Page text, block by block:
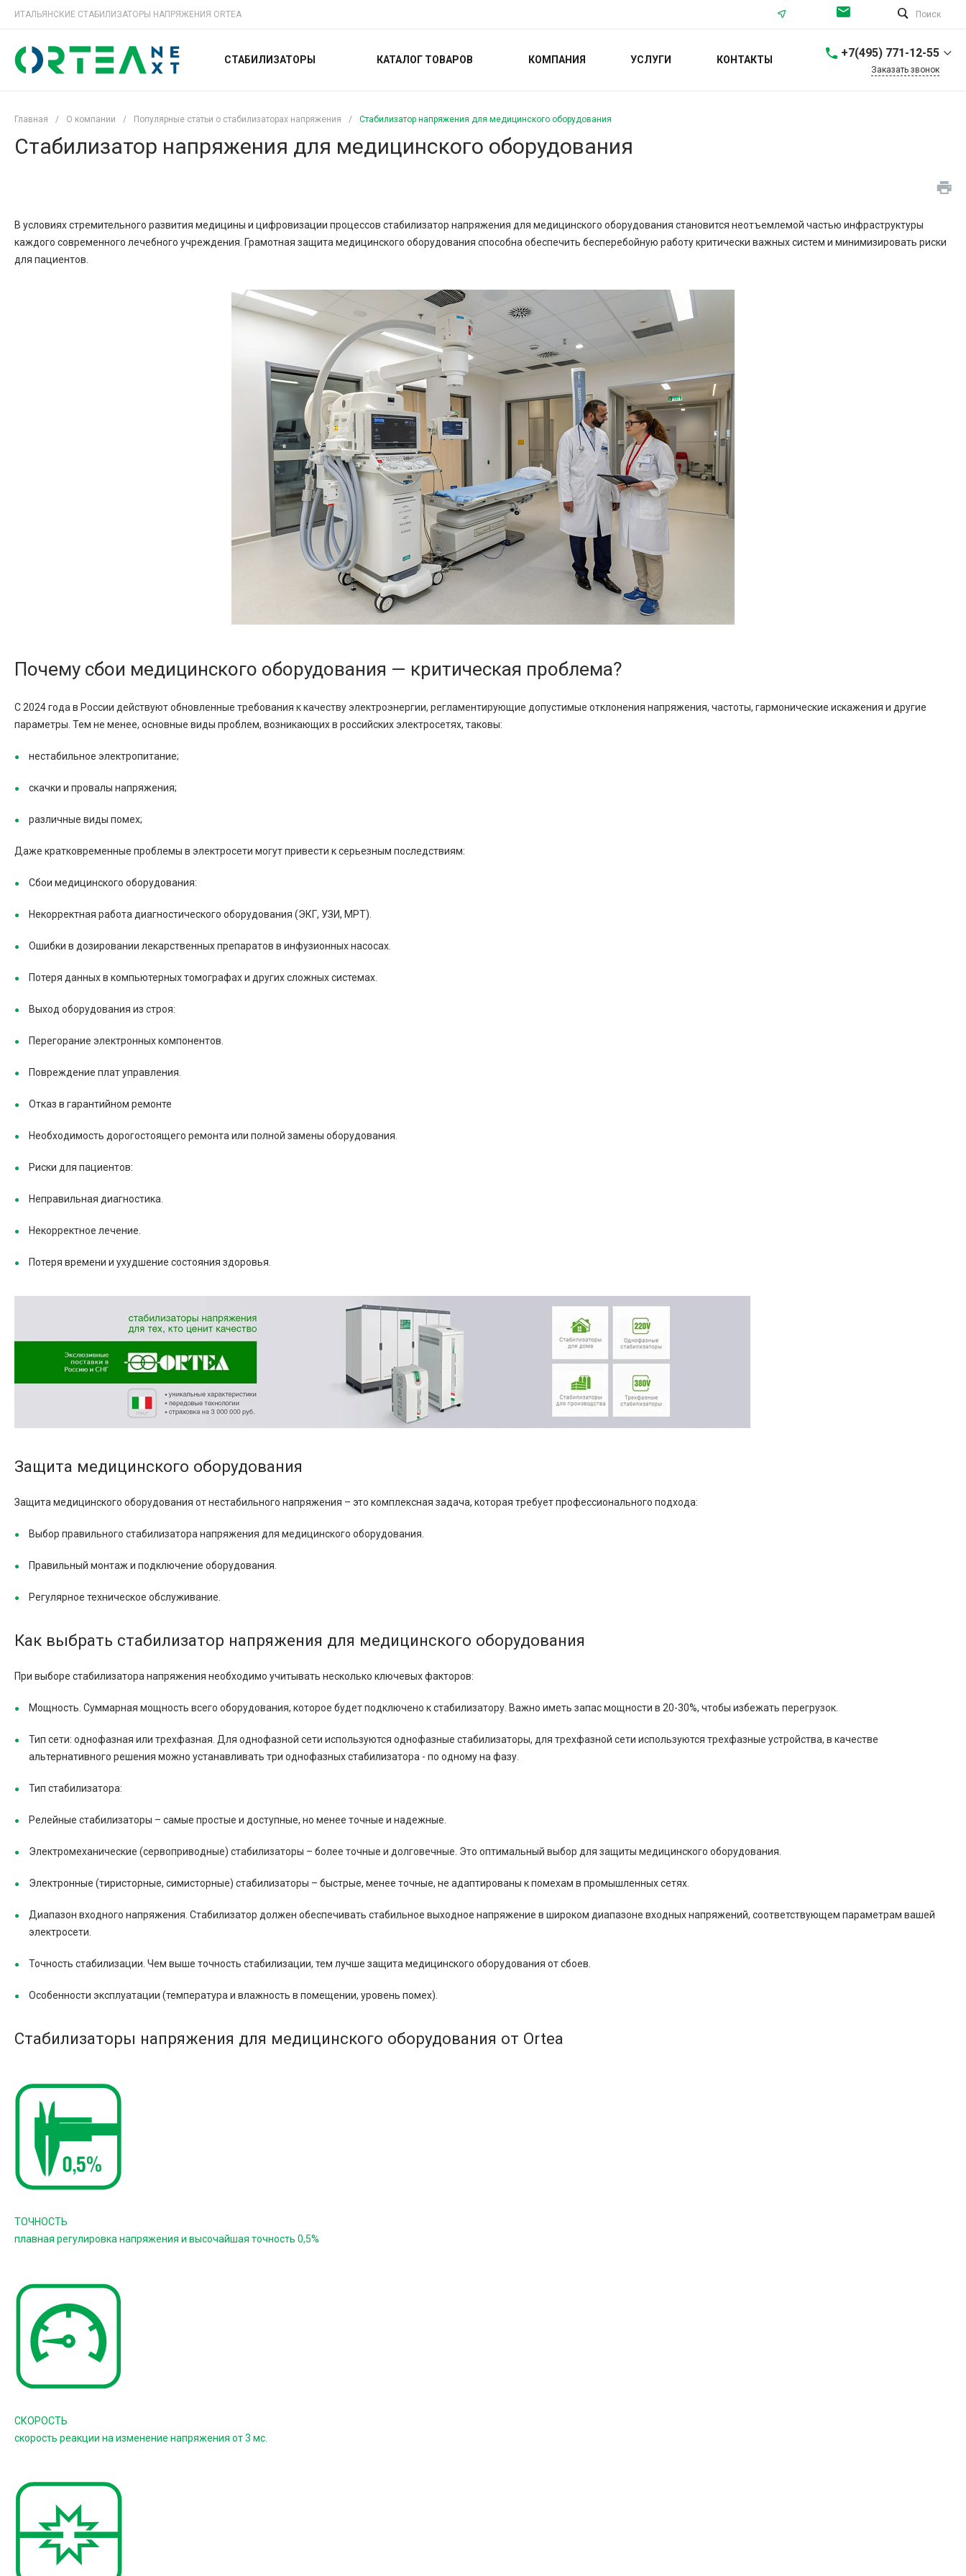
ИТАЛЬЯНСКИЕ СТАБИЛИЗАТОРЫ НАПРЯЖЕНИЯ ORTEA Поиск
СТАБИЛИЗАТОРЫ КАТАЛОГ ТОВАРОВ КОМПАНИЯ УСЛУГИ КОНТАКТЫ
+7(495) 771-12-55
г. Санкт-Петербург,
Проспект Энгельса, 37
Пн-Пт: 9:00-18:00 Cб-Вс:
Заказать звонок
Главная / О компании / Популярные статьи о стабилизаторах напряжения / Стабилизатор напряжения для медицинского оборудования
Стабилизатор напряжения для медицинского оборудования
В условиях стремительного развития медицины и цифровизации процессов стабилизатор напряжения для медицинского оборудования становится неотъемлемой частью инфраструктуры
каждого современного лечебного учреждения. Грамотная защита медицинского оборудования способна обеспечить бесперебойную работу критически важных систем и минимизировать риски
для пациентов.
Почему сбои медицинского оборудования — критическая проблема?
С 2024 года в России действуют обновленные требования к качеству электроэнергии, регламентирующие допустимые отклонения напряжения, частоты, гармонические искажения и другие
параметры. Тем не менее, основные виды проблем, возникающих в российских электросетях, таковы:
нестабильное электропитание;
скачки и провалы напряжения;
различные виды помех;
Даже кратковременные проблемы в электросети могут привести к серьезным последствиям:
Сбои медицинского оборудования:
Некорректная работа диагностического оборудования (ЭКГ, УЗИ, МРТ).
Ошибки в дозировании лекарственных препаратов в инфузионных насосах.
Потеря данных в компьютерных томографах и других сложных системах.
Выход оборудования из строя:
Перегорание электронных компонентов.
Повреждение плат управления.
Отказ в гарантийном ремонте
Необходимость дорогостоящего ремонта или полной замены оборудования.
Риски для пациентов:
Неправильная диагностика.
Некорректное лечение.
Потеря времени и ухудшение состояния здоровья.
Защита медицинского оборудования
Защита медицинского оборудования от нестабильного напряжения – это комплексная задача, которая требует профессионального подхода:
Выбор правильного стабилизатора напряжения для медицинского оборудования.
Правильный монтаж и подключение оборудования.
Регулярное техническое обслуживание.
Как выбрать стабилизатор напряжения для медицинского оборудования
При выборе стабилизатора напряжения необходимо учитывать несколько ключевых факторов:
Мощность. Суммарная мощность всего оборудования, которое будет подключено к стабилизатору. Важно иметь запас мощности в 20-30%, чтобы избежать перегрузок.
Тип сети: однофазная или трехфазная. Для однофазной сети используются однофазные стабилизаторы, для трехфазной сети используются трехфазные устройства, в качестве
альтернативного решения можно устанавливать три однофазных стабилизатора - по одному на фазу.
Тип стабилизатора:
Релейные стабилизаторы – самые простые и доступные, но менее точные и надежные.
Электромеханические (сервоприводные) стабилизаторы – более точные и долговечные. Это оптимальный выбор для защиты медицинского оборудования.
Электронные (тиристорные, симисторные) стабилизаторы – быстрые, менее точные, не адаптированы к помехам в промышленных сетях.
Диапазон входного напряжения. Стабилизатор должен обеспечивать стабильное выходное напряжение в широком диапазоне входных напряжений, соответствующем параметрам вашей
электросети.
Точность стабилизации. Чем выше точность стабилизации, тем лучше защита медицинского оборудования от сбоев.
Особенности эксплуатации (температура и влажность в помещении, уровень помех).
Стабилизаторы напряжения для медицинского оборудования от Ortea
ТОЧНОСТЬ
плавная регулировка напряжения и высочайшая точность 0,5%
СКОРОСТЬ
скорость реакции на изменение напряжения от 3 мс.